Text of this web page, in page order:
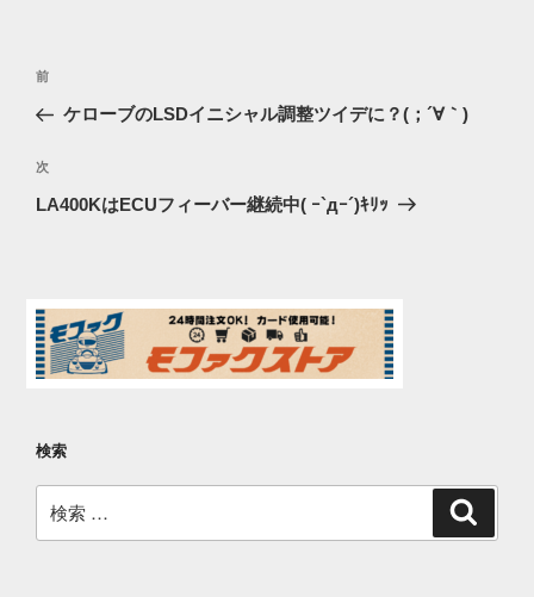
投
ナ
ビ
ゲ
ン
過
去
投
前
ケローブのLSDイニシャル調整ツイデに？(；´∀｀)
次
の
次
LA400KはECUフィーバー継続中( ｰ`дｰ´)ｷﾘｯ
検索
索: